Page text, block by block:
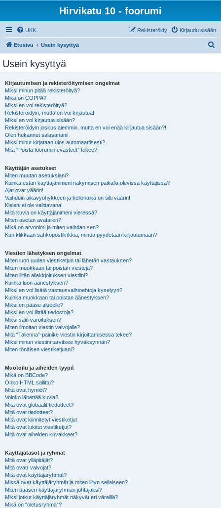
Hirvikatu 10 - foorumi
UKK Kirjaudu sisään
Rekisteröidy
Etusivu Usein kysyttyä
Usein kysyttyä
Kirjautumisen ja rekisteröitymisen ongelmat
Miksi minun pitää rekisteröityä?
Mikä on COPPA?
Miksi en voi rekisteröityä?
Rekisteröidyin, mutta en voi kirjautua!
Miksi en voi kirjautua sisään?
Rekisteröidyin joskus aiemmin, mutta en voi enää kirjautua sisään?!
Olen hukannut salasanani!
Miksi minut kirjataan ulos automaattisesti?
Mitä “Poista foorumin evästeet” tekee?
Käyttäjän asetukset
Miten muutan asetuksiani?
Kuinka estän käyttäjänimeni näkymisen paikalla olevissa käyttäjissä?
Ajat ovat väärin!
Vaihdoin aikavyöhykkeen ja kellonaika on silti väärin!
Kieleni ei ole valittavana!
Mitä kuvia on käyttäjänimeni vieressä?
Miten asetan avataren?
Mikä on arvonimi ja miten vaihdan sen?
Kun klikkaan sähköpostilinkkiä, minua pyydetään kirjautumaan?
Viestien lähetyksen ongelmat
Miten luon uuden viestiketjun tai lähetän vastauksen?
Miten muokkaan tai poistan viestejä?
Miten liitän allekirjoituksen viestiini?
Kuinka luon äänestyksen?
Miksi en voi lisätä vastausvaihtoehtoja kyselyyn?
Kuinka muokkaan tai poistan äänestyksen?
Miksi en pääse alueelle?
Miksi en voi liittää tiedostoja?
Miksi sain varoituksen?
Miten ilmoitan viestin valvojalle?
Mitä “Tallenna”-painike viestin kirjoittamisessa tekee?
Miksi minun viestini tarvitsee hyväksynnän?
Miten tönäisen viestiketjuani?
Muotoilu ja aiheiden tyypit
Mikä on BBCode?
Onko HTML sallittu?
Mitä ovat hymiöt?
Voinko lähettää kuvia?
Mitä ovat globaalit tiedotteet?
Mitä ovat tiedotteet?
Mitä ovat kiinnitetyt viestiketjut
Mitä ovat lukitut viestiketjut?
Mitä ovat aiheiden kuvakkeet?
Käyttäjätasot ja ryhmät
Mitä ovat ylläpitäjät?
Mitä ovatr valvojat?
Mitä ovat käyttäjäryhmät?
Missä ovat käyttäjäryhmät ja miten liityn sellaiseen?
Miten pääsen käyttäjäryhmän johtajaksi?
Miksi jotkut käyttäjäryhmät näkyvät eri väreillä?
Mikä on “oletusryhmä”?